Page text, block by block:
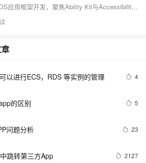
本书深入解析HarmonyOS应用框架开发，聚焦Ability Kit与Accessibility Kit两大核心组件。Ability Kit通过FA/PA双引擎架构实现跨设备协同，支持分布式能力开发；Accessibility Kit提供无障碍服务构建方案，优化用户体验。内容涵盖设计理念、实践案例、调试优化及未来演进方向，助力开发者打造高效、包容的分布式应用，体现HarmonyOS生态价值。
以进行ECS，RDS 等实例的管理 4
的区别 5
问题分析 23
跳转第三方App 2127